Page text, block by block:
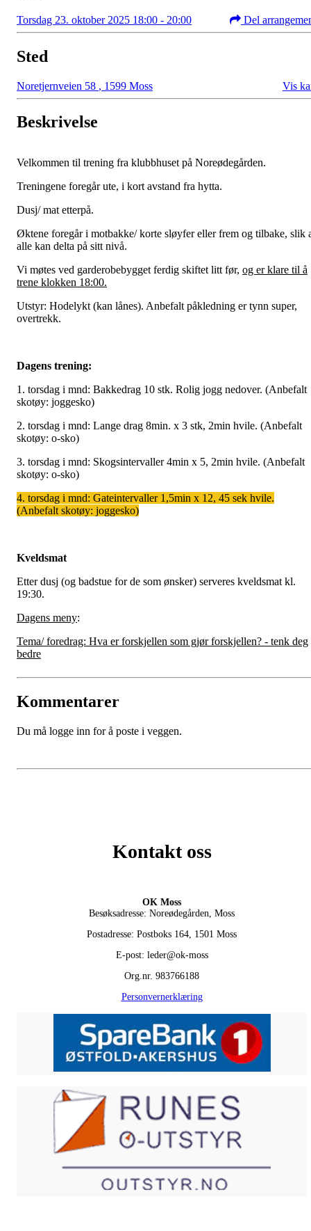
Torsdag 23. oktober 2025 18:00 - 20:00 Del
Sted
Noretjernveien 58 , 1599 Moss Vis
Beskrivelse
Velkommen til trening fra klubbhuset på Noreødegården.
Treningene foregår ute, i kort avstand fra hytta.
Dusj/ mat etterpå.
Øktene foregår i motbakke/ korte sløyfer eller frem og tilbake, slik
alle kan delta på sitt nivå.
Vi møtes ved garderobebygget ferdig skiftet litt før, og er klare til å
trene klokken 18:00.
Utstyr: Hodelykt (kan lånes). Anbefalt påkledning er tynn super,
overtrekk.
Dagens trening:
1. torsdag i mnd: Bakkedrag 10 stk. Rolig jogg nedover. (Anbefalt
skotøy: joggesko)
2. torsdag i mnd: Lange drag 8min. x 3 stk, 2min hvile. (Anbefalt
skotøy: o-sko)
3. torsdag i mnd: Skogsintervaller 4min x 5, 2min hvile. (Anbefalt
skotøy: o-sko)
4. torsdag i mnd: Gateintervaller 1,5min x 12, 45 sek hvile.
(Anbefalt skotøy: joggesko)
Kveldsmat
Etter dusj (og badstue for de som ønsker) serveres kveldsmat kl.
19:30.
Dagens meny:
Tema/ foredrag: Hva er forskjellen som gjør forskjellen? - tenk deg
bedre
Kommentarer
Du må logge inn for å poste i veggen.
Kontakt oss
OK Moss
Besøksadresse: Noreødegården, Moss
Postadresse: Postboks 164, 1501 Moss
E-post: leder@ok-moss
Org.nr. 983766188
Personvernerklæring